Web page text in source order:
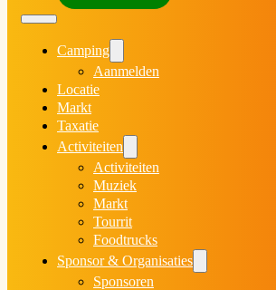
Camping
Aanmelden
Locatie
Markt
Taxatie
Activiteiten
Activiteiten
Muziek
Markt
Tourrit
Foodtrucks
Sponsor & Organisaties
Sponsoren